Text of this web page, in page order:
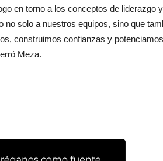
en torno a los conceptos de liderazgo
solo a nuestros equipos, sino que
construimos confianzas y
Meza.